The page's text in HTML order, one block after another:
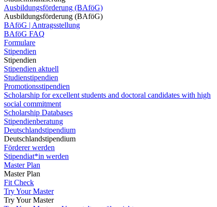
Ausbildungsförderung (BAföG)
Ausbildungsförderung (BAföG)
BAföG | Antragsstellung
BAföG FAQ
Formulare
Stipendien
Stipendien
Stipendien aktuell
Studienstipendien
Promotionsstipendien
Scholarship for excellent students and doctoral candidates with high
social commitment
Scholarship Databases
Stipendienberatung
Deutschlandstipendium
Deutschlandstipendium
Förderer werden
Stipendiat*in werden
Master Plan
Master Plan
Fit Check
Try Your Master
Try Your Master